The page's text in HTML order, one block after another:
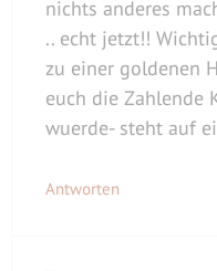
nichts anderes
.. echt jetzt!!
zu einer goldenen
euch die Zahlende
wuerde- steht auf
Antworten